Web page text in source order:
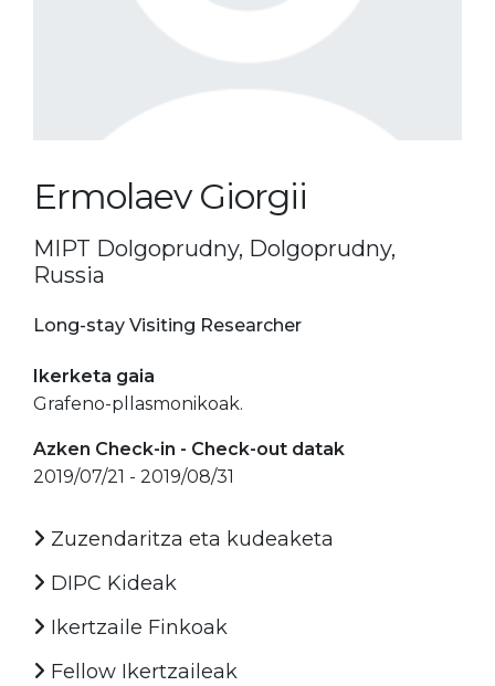
Ermolaev Giorgii
MIPT Dolgoprudny, Dolgoprudny,
Russia
Long-stay Visiting Researcher
Ikerketa gaia
Grafeno-pllasmonikoak.
Azken Check-in - Check-out datak
2019/07/21 - 2019/08/31
Zuzendaritza eta kudeaketa
DIPC Kideak
Ikertzaile Finkoak
Fellow Ikertzaileak